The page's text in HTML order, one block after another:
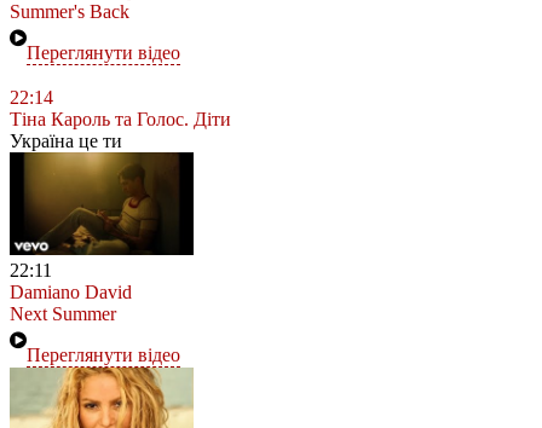
Summer's Back
Переглянути відео
22:14
Тіна Кароль та Голос. Діти
Україна це ти
22:11
Damiano David
Next Summer
Переглянути відео